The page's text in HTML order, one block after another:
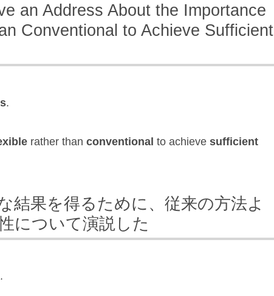
an Address About the Importance
Conventional to Achieve Sufficient
.
rather than conventional to achieve sufficient
結果を得るために、従来の方法よ
について演説した